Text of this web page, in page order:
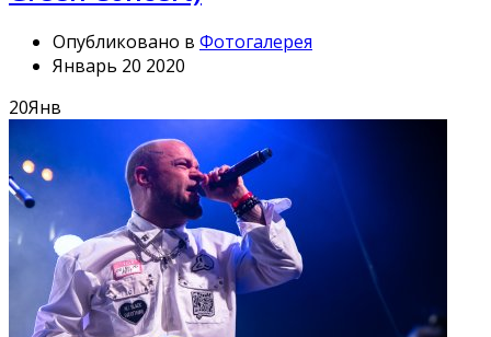
Опубликовано в Фотогалерея
Январь 20 2020
20Янв